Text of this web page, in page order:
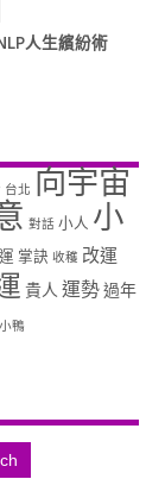
人生繽紛術
台北 向宇宙
對話 小人 小
掌訣 收穫 改運
貴人 運勢過年
鴨